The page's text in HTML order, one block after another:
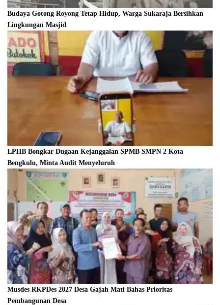
Budaya Gotong Royong Tetap Hidup, Warga Sukaraja Bersihkan
Lingkungan Masjid
LPHB Bongkar Dugaan Kejanggalan SPMB SMPN 2 Kota
Bengkulu, Minta Audit Menyeluruh
Musdes RKPDes 2027 Desa Gajah Mati Bahas Prioritas
Pembangunan Desa